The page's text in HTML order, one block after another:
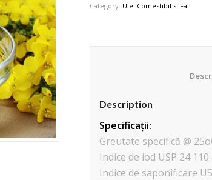
Category: Ulei Comestibil si Fat
Description
Specificații:
Greutate specifică @
Indice de iod USP 24
Indice de saponificare